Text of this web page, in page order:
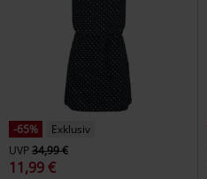
-65%
Exklusiv
UVP34,99 €
11,99 €